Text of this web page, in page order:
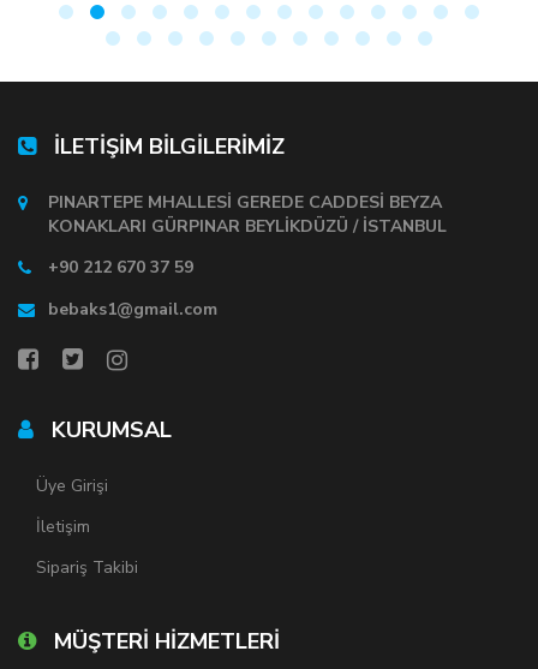
İLETİŞİM BİLGİLERİMİZ
PINARTEPE MHALLESİ GEREDE CADDESİ BEYZA
KONAKLARI GÜRPINAR BEYLİKDÜZÜ / İSTANBUL
+90 212 670 37 59
bebaks1@gmail.com
KURUMSAL
Üye Girişi
İletişim
Sipariş Takibi
MÜŞTERİ HİZMETLERİ